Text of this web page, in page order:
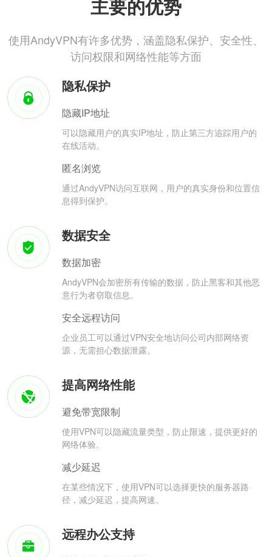
主要的优势
使用AndyVPN有许多优势，涵盖隐私保护、安全性、
访问权限和网络性能等方面
隐私保护
隐藏IP地址
可以隐藏用户的真实IP地址，防止第三方追踪用户的
在线活动。
匿名浏览
通过AndyVPN访问互联网，用户的真实身份和位置信
息得到保护。
数据安全
数据加密
AndyVPN会加密所有传输的数据，防止黑客和其他恶
意行为者窃取信息。
安全远程访问
企业员工可以通过VPN安全地访问公司内部网络资
源，无需担心数据泄露。
提高网络性能
避免带宽限制
使用VPN可以隐藏流量类型，防止限速，提供更好的
网络体验。
减少延迟
在某些情况下，使用VPN可以选择更快的服务器路
径，减少延迟，提高网速。
远程办公支持